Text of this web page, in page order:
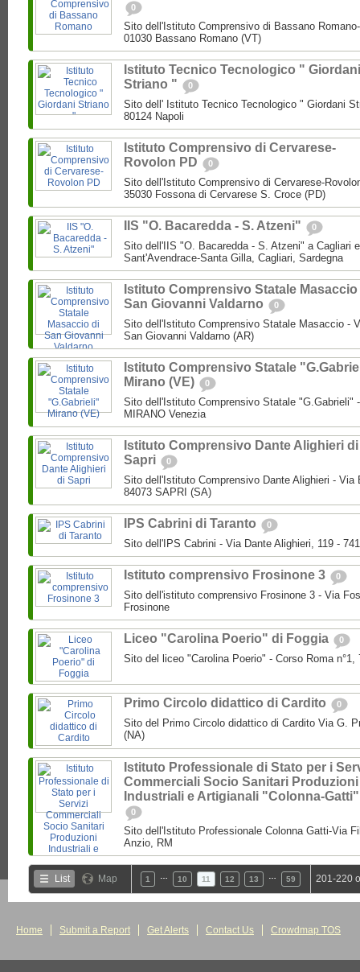
0
Sito dell'Istituto Comprensivo di Bassano
01030 Bassano Romano (VT)
Istituto Tecnico Tecnologico " Giordani
Striano "
0
Sito dell' Istituto Tecnico Tecnologico " Giordani
80124 Napoli
Istituto Comprensivo di Cervarese-
Rovolon PD
0
Sito dell'Istituto Comprensivo di Cervarese-
35030 Fossona di Cervarese S. Croce (PD)
IIS "O. Bacaredda - S. Atzeni" 0
Sito dell'IIS "O. Bacaredda - S. Atzeni" a Cagliari
Sant'Avendrace-Santa Gilla, Cagliari, Sardegna
Istituto Comprensivo Statale
San Giovanni Valdarno
0
Sito dell'Istituto Comprensivo Statale Masaccio -
San Giovanni Valdarno (AR)
Istituto Comprensivo Statale
Mirano (VE)
0
Sito dell'Istituto Comprensivo Statale "G.Gabrieli"
MIRANO Venezia
Istituto Comprensivo Dante Alighieri di
Sapri
0
Sito dell'Istituto Comprensivo Dante Alighieri - Via
84073 SAPRI (SA)
IPS Cabrini di Taranto 0
Sito dell'IPS Cabrini - Via Dante Alighieri, 119 -
Istituto comprensivo Frosinone 3 0
Sito dell'istituto comprensivo Frosinone 3 - Via
Frosinone
Liceo "Carolina Poerio" di Foggia 0
Sito del liceo "Carolina Poerio" - Corso Roma n°1,
Primo Circolo didattico di Cardito 0
Sito del Primo Circolo didattico di Cardito Via G.
(NA)
Istituto Professionale di Stato per i
Commerciali Socio Sanitari Produzioni
Industriali e Artigianali "Colonna-Gatti"
0
Sito dell'Istituto Professionale Colonna Gatti-Via
Anzio, RM
List Map 1 10 11 12 13 59 201-220
Home Submit a Report Get Alerts Contact Us Crowdmap TOS